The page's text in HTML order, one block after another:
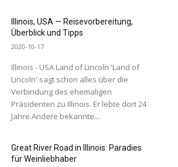
Illinois, USA — Reisevorbereitung,
Überblick und Tipps
2020-10-17
Illinois - USA Land of Lincoln 'Land of
Lincoln' sagt schon alles über die
Verbindung des ehemaligen
Präsidenten zu Illinois. Er lebte dort 24
Jahre.Andere bekannte...
Great River Road in Illinois: Paradies
für Weinliebhaber